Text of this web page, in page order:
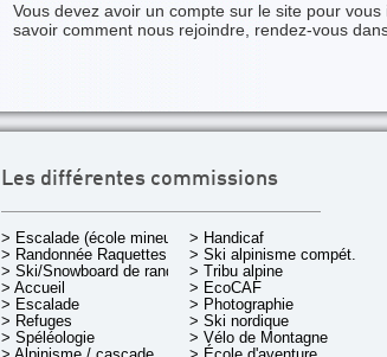
Vous devez avoir un compte sur le site pour
savoir comment nous rejoindre, rendez-vous
Les différentes commissions
> Escalade (école mineurs)
> Randonnée Raquettes
> Ski/Snowboard de rando.
> Accueil
> Escalade
> Refuges
> Spéléologie
> Handicaf
> Ski alpinisme compét.
> Tribu alpine
> EcoCAF
> Photographie
> Ski nordique
> Vélo de Montagne